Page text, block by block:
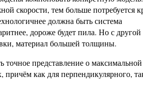
скорости, тем больше потребуется
должна быть система
дороже будет пила. Но с другой
материал большей толщины.
представление о
причём как для перпендикулярного,